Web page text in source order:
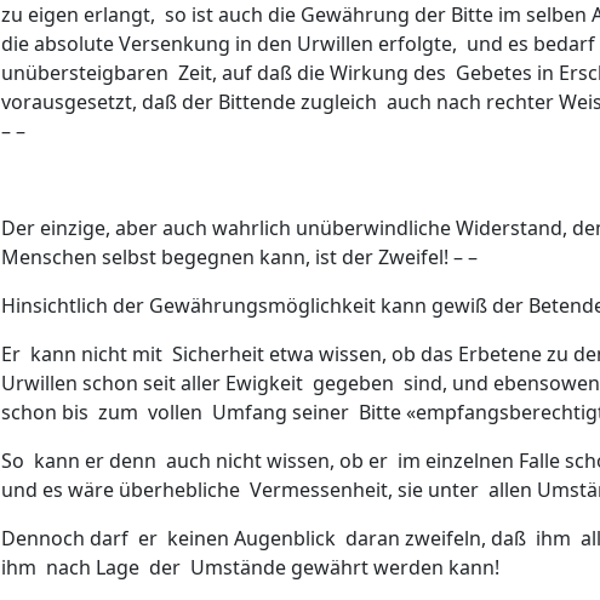
zu eigen erlangt, so ist auch die Gewährung der Bitte im selben
die absolute Versenkung in den Urwillen erfolgte, und es
unübersteigbaren Zeit, auf daß die Wirkung des Gebetes in
vorausgesetzt, daß der Bittende zugleich auch nach rechter
– –
Der einzige, aber auch wahrlich unüberwindliche Widerstand,
Menschen selbst begegnen kann, ist der Zweifel! – –
Hinsichtlich der Gewährungsmöglichkeit kann gewiß der
Er kann nicht mit Sicherheit etwa wissen, ob das Erbetene zu
Urwillen schon seit aller Ewigkeit gegeben sind, und
schon bis zum vollen Umfang seiner Bitte
So kann er denn auch nicht wissen, ob er im einzelnen Falle
und es wäre überhebliche Vermessenheit, sie unter allen
Dennoch darf er keinen Augenblick daran zweifeln, daß ihm
ihm nach Lage der Umstände gewährt werden kann!